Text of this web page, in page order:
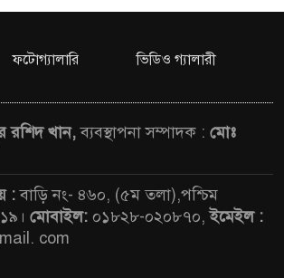
ফটোগ্যালারি ভিডিও গ্যালারী
রশিদ খান,ব্যবস্থাপনা সম্পাদক : মোঃ
:বাড়ি নং- ৪৬০, (৫ম তলা),পশ্চিম
মোবাইল: ০১৮২৮-০২০৮৭০,ইমেইল :
com